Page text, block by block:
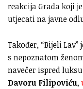
reakcija Grada koji
utjecati na javne
Također, “Bijeli Lav”
s nepoznatom
navečer ispred
Davoru Filipoviću,